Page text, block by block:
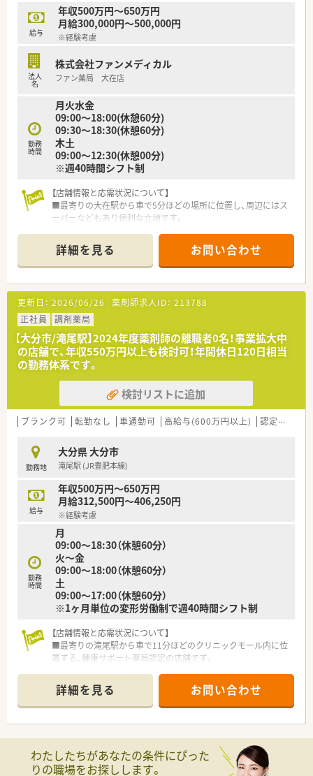
【勤務実態について】
■残業代は1分単位で支給されますが、月間の残業時間はほとん
ど発生していません。
が取りやすい環境です。
■1ヶ月単位の変形労働時間制を導入しており、柔軟な働き方を
給与
年収500万円～650万円
月給300,000円～500,000円
※経験考慮
法人
名
株式会社ファンメディカル
ファン薬局 大在店
勤務
時間
月火水金
09:00～18:00(休憩60分)
09:30～18:30(休憩60分)
木土
09:00～12:30(休憩00分)
※週40時間シフト制
【店舗情報と応需状況について】
■最寄りの大在駅から車で5分ほどの場所に位置し、周辺にはス
ーパーなどもあり便利な立地です。
均して約130枚を対応します。
■薬剤師は常時3名体制で、事務スタッフも5名在籍しており、協
力して業務を進める体制です。
【募集背景と求める人物像について】
■派遣スタッフの交代や有給取得率の向上、在宅件数の増加に対
応するための正社員募集です。
■2026年度からの年間休日120日への移行を見据えて、全社的に
人員体制の強化を図っています。
■未経験の方も歓迎しており、チームワークを大切にしながら前
向きに業務に取り組める方を求めています。
【求人情報について】
■ご経験やスキルを正当に評価し、年収500万円から最大で650
万円という給与が可能です。
日120日体制へ移行予定です。
■月5万円の住宅手当や退職金制度、リフレッシュ休暇など、手
厚い福利厚生で生活を支えます。
【勤務実態について】
■事務スタッフがピッキングを基本担当するため、薬剤師は監査
と服薬指導に集中できる環境です。
■勤続1年以上で5日間の連続休暇が取得できるリフレッシュ休
暇制度があり、心身共にリフレッシュできます。
■薬剤師は常時3名体制で業務を行いますが、18時以降は一人で
対応していただくことがあります。
詳細を見る お問い合わせ
更新日： 2026/06/26 薬剤師求人ID： 213788
正社員
調剤薬局
【大分市/滝尾駅】2024年度薬剤師の離職者0名！事業拡大中
の店舗で、年収550万円以上も検討可！年間休日120日相当
の勤務体系です。
検討リストに追加
ブランク可 転勤なし 車通勤可 高給与(600万円以上) 認定薬剤師取得支援あり
勤務地
大分県 大分市
滝尾駅 (JR豊肥本線)
給与
年収500万円～650万円
月給312,500円～406,250円
※経験考慮
勤務
時間
月
09:00～18:30（休憩60分）
火～金
09:00～18:00（休憩60分）
土
09:00～17:00（休憩60分）
※1ヶ月単位の変形労働制で週40時間シフト制
【店舗情報と応需状況について】
■最寄りの滝尾駅から車で11分ほどのクリニックモール内に位
置する、健康サポート薬局認定の店舗です。
しており、幅広い経験が積めます。
■薬剤師5名と事務スタッフ7名という手厚い人員体制で、忙し
い時間帯もチームで乗り越えます。
■門前クリニックの増加とドライブスルー新設に伴い、事業拡大
のための増員募集となります。
■患者様だけでなく、共に働くスタッフにも優しさと思いやりを
詳細を見る お問い合わせ
わたしたちがあなたの条件にぴった
りの職場をお探しします。